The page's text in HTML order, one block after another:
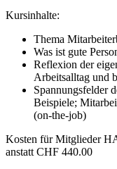
Kursinhalte:
Thema
Was ist gute
Reflexion der
Arbeitsalltag und
Spannungsfelder
Beispiele;
(on-the-job)
Kosten für Mitglieder
anstatt CHF 440.00